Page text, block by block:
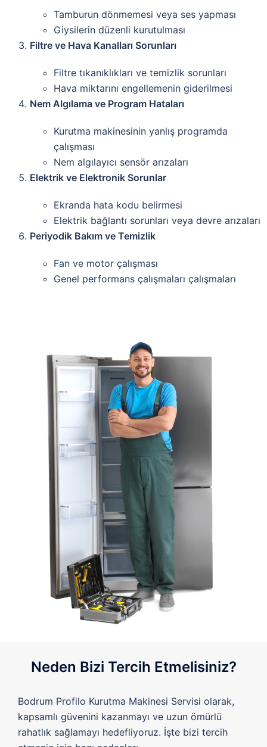
Tamburun dönmemesi veya ses yapması
Giysilerin düzenli kurutulması
Filtre ve Hava Kanalları Sorunları
Filtre tıkanıklıkları ve temizlik sorunları
Hava miktarını engellemenin giderilmesi
Nem Algılama ve Program Hataları
Kurutma makinesinin yanlış programda
çalışması
Nem algılayıcı sensör arızaları
Elektrik ve Elektronik Sorunlar
Ekranda hata kodu belirmesi
Elektrik bağlantı sorunları veya devre arızaları
Periyodik Bakım ve Temizlik
Fan ve motor çalışması
Genel performans çalışmaları çalışmaları
Neden Bizi Tercih Etmelisiniz?
Bodrum Profilo Kurutma Makinesi Servisi olarak,
kapsamlı güvenini kazanmayı ve uzun ömürlü
rahatlık sağlamayı hedefliyoruz. İşte bizi tercih